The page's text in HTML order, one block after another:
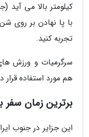
کیلومتر بالا می آید
با پا نهادن بر روی
تجربه کنید.
سرگرمیات و ورزش
هم مورد استفاده قرار
برترین زمان سفر
این جزایر در جنوب